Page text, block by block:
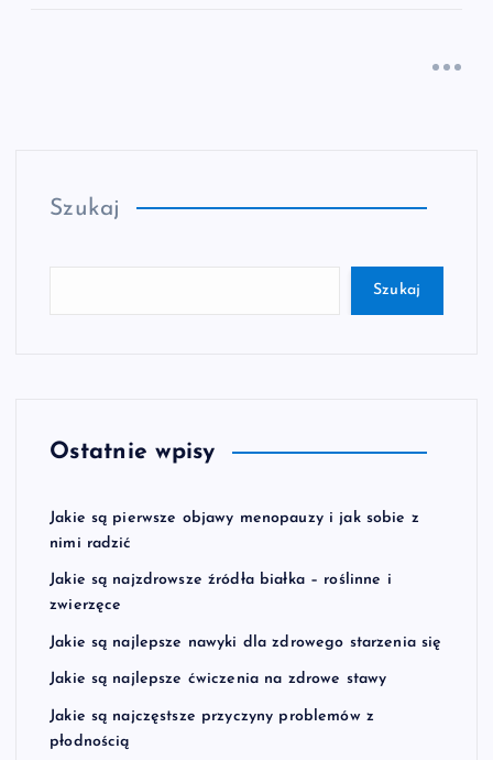
Szukaj
Szukaj
Ostatnie wpisy
Jakie są pierwsze objawy menopauzy i jak sobie z
nimi radzić
Jakie są najzdrowsze źródła białka – roślinne i
zwierzęce
Jakie są najlepsze nawyki dla zdrowego starzenia się
Jakie są najlepsze ćwiczenia na zdrowe stawy
Jakie są najczęstsze przyczyny problemów z
płodnością